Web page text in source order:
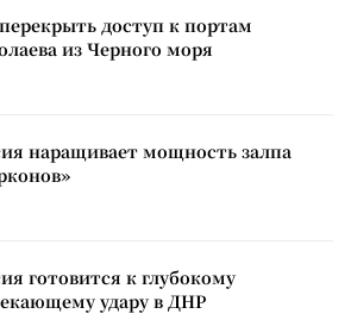
доступ к портам
из Черного моря
наращивает мощность залпа
готовится к глубокому
удару в ДНР